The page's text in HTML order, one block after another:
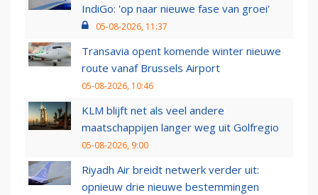
IndiGo: 'op naar nieuwe fase van groei'
05-08-2026, 11:37
Transavia opent komende winter nieuwe
route vanaf Brussels Airport
05-08-2026, 10:46
KLM blijft net als veel andere
maatschappijen langer weg uit Golfregio
05-08-2026, 9:00
Riyadh Air breidt netwerk verder uit:
opnieuw drie nieuwe bestemmingen